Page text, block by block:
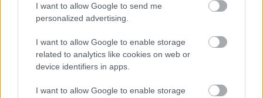
I want to allow Google to send me
personalized advertising.
I want to allow Google to enable storage
related to analytics like cookies on web or
device identifiers in apps.
I want to allow Google to enable storage
vidékeken elveszítette palatális elemét, és egyszerű
maradt belőle. Én még jól emlékszem Tolnában
született nagyapámra, aki mérgében így kiáltott
Ollan pofot kapsz tőlem, hüle kölök, hogy
megemlegeted!... Más vidékeken viszont épp az
el ebből a hangból, és maradt a puszta zöngés
palatális réshang, a
. Ez a változás pedig éppen